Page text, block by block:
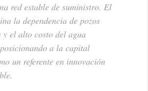
red estable de suministro. El
la dependencia de pozos
y el alto costo del agua
a la capital
un referente en innovación